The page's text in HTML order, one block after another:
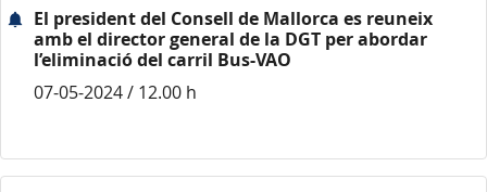
El president del Consell de Mallorca es reuneix
amb el director general de la DGT per abordar
l’eliminació del carril Bus-VAO
07-05-2024 / 12.00 h